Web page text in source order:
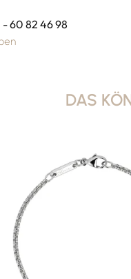
60 82 46 98
DAS